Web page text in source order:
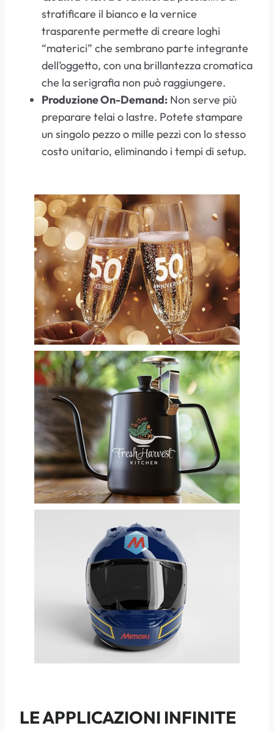
stratificare il bianco e la vernice
trasparente permette di creare loghi
“materici” che sembrano parte integrante
dell’oggetto, con una brillantezza cromatica
che la serigrafia non può raggiungere.
Produzione On-Demand: Non serve più
preparare telai o lastre. Potete stampare
un singolo pezzo o mille pezzi con lo stesso
costo unitario, eliminando i tempi di setup.
LE APPLICAZIONI INFINITE